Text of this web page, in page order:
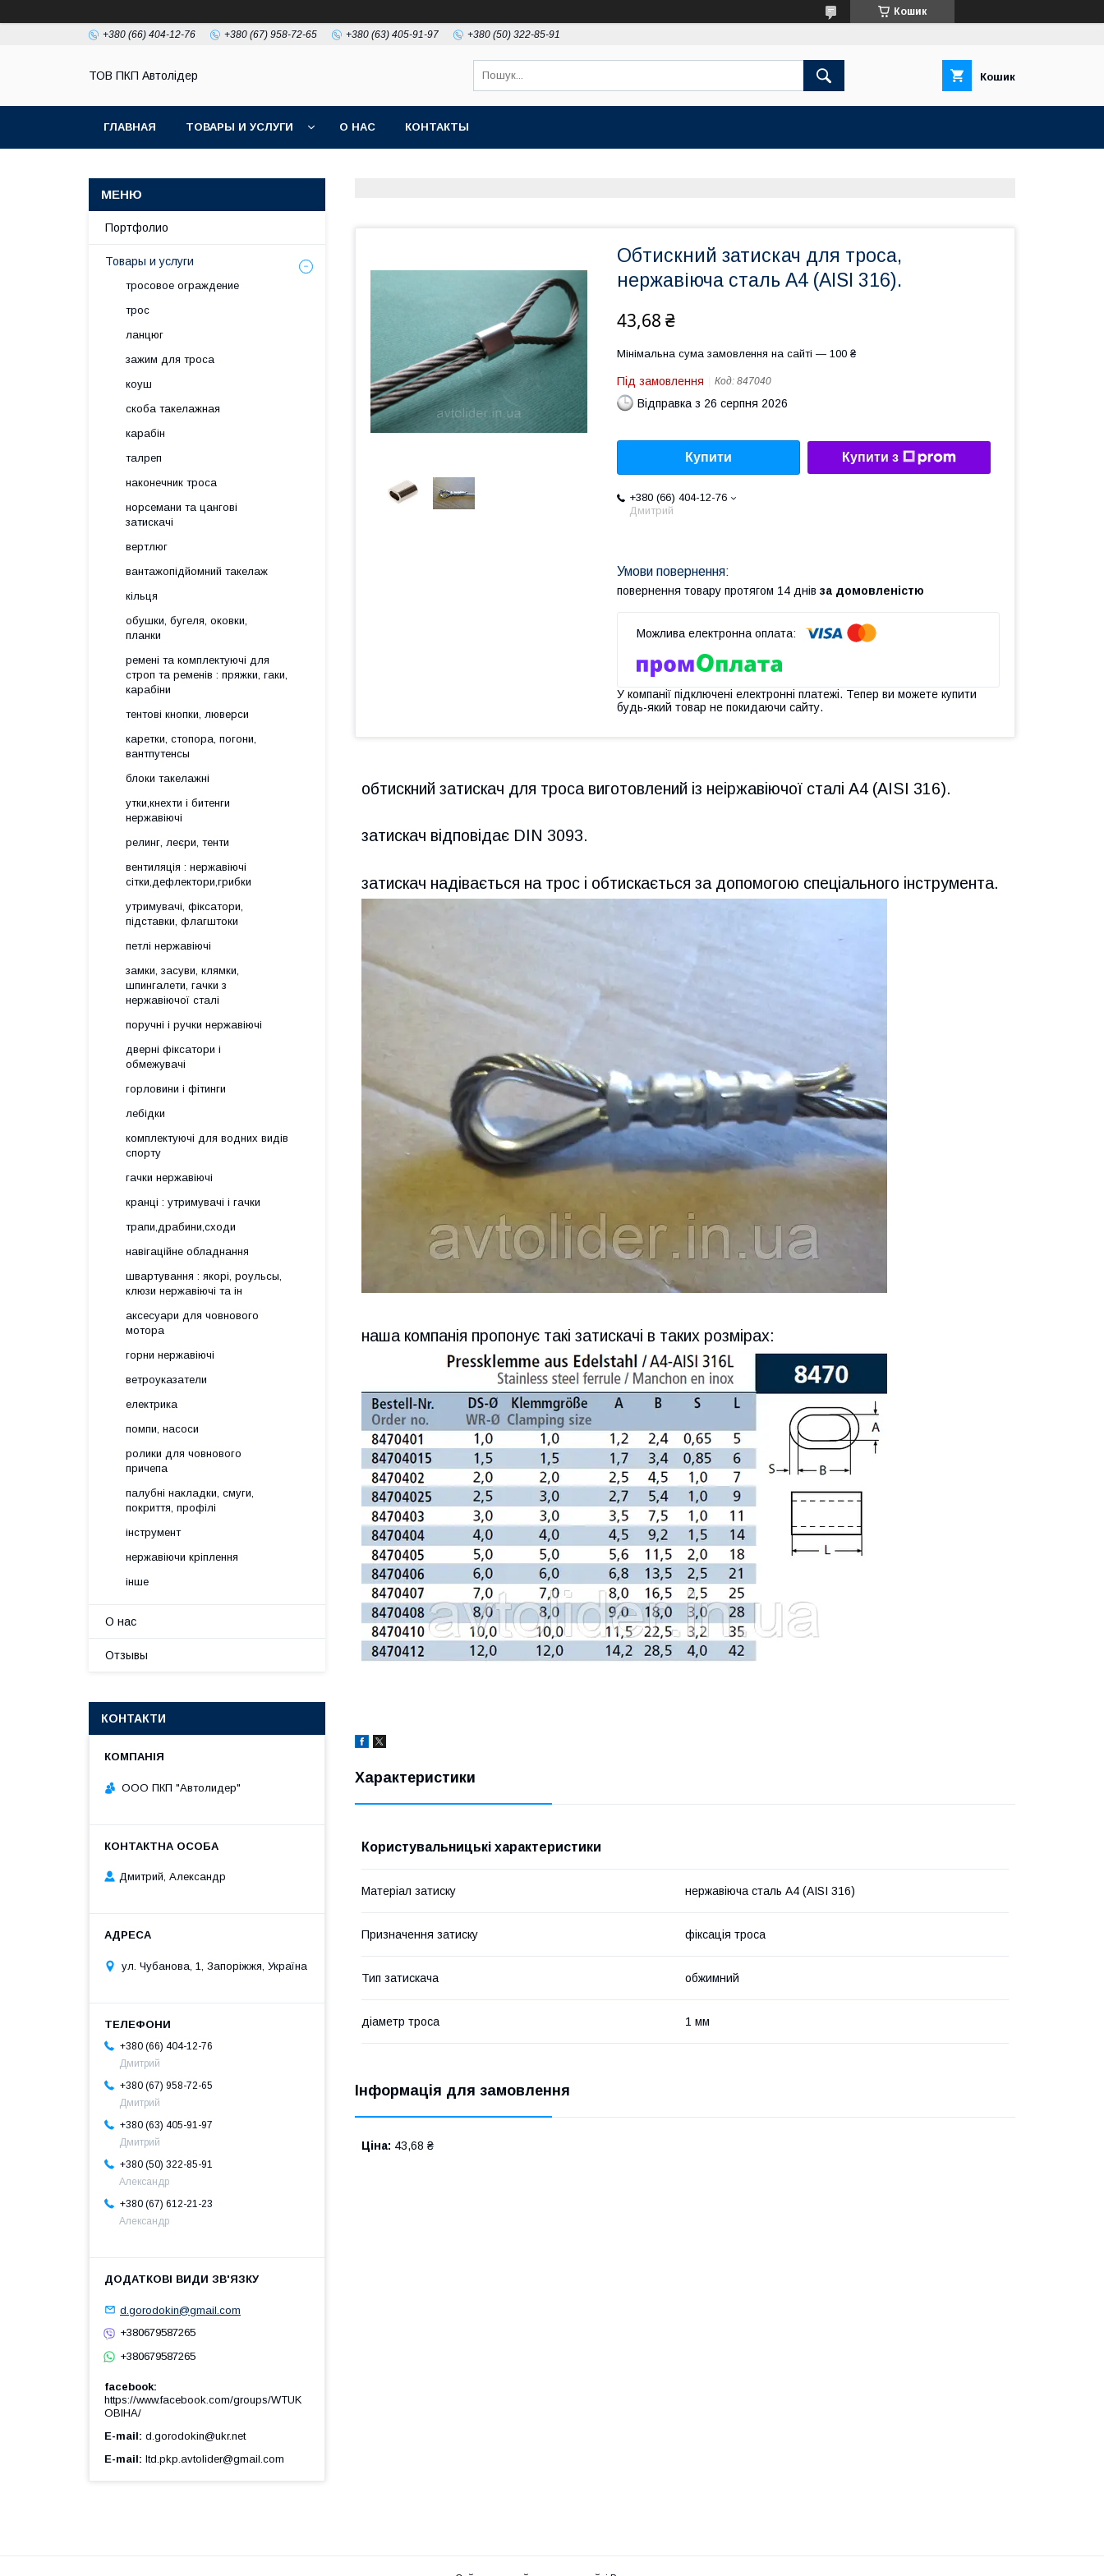
Кошик
+380 (66) 404-12-76 +380 (67) 958-72-65 +380 (63) 405-91-97 +380 (50) 322-85-91
ТОВ ПКП Автолідер Кошик
ГЛАВНАЯ ТОВАРЫ И УСЛУГИ О НАС КОНТАКТЫ
Обтискний затискач для троса,
нержавіюча сталь А4 (AISI 316).
43,68 ₴
Мінімальна сума замовлення на сайті — 100 ₴
Під замовлення Код: 847040
Відправка з 26 серпня 2026
Купити Купити з
+380 (66) 404-12-76
Дмитрий
повернення товару протягом 14 днів за домовленістю
У компанії підключені електронні платежі. Тепер ви можете купити
будь-який товар не покидаючи сайту.
обтискний затискач для троса виготовлений із неіржавіючої сталі А4 (AISI 316).
затискач відповідає DIN 3093.
затискач надівається на трос і обтискається за допомогою спеціального інструмента.
наша компанія пропонує такі затискачі в таких розмірах:
Характеристики
Користувальницькі характеристики
Матеріал затиску нержавіюча сталь А4 (AISI 316)
Призначення затиску фіксація троса
Тип затискача обжимний
діаметр троса 1 мм
Інформація для замовлення
Ціна: 43,68 ₴
Портфолио
Товары и услуги
тросовое ограждение
трос
ланцюг
зажим для троса
коуш
скоба такелажная
карабін
талреп
наконечник троса
норсемани та цангові
затискачі
вертлюг
вантажопідйомний такелаж
кільця
обушки, бугеля, оковки,
планки
ремені та комплектуючі для
строп та ременів : пряжки, гаки,
карабіни
тентові кнопки, люверси
каретки, стопора, погони,
вантпутенсы
блоки такелажні
утки,кнехти і битенги
нержавіючі
релинг, леєри, тенти
вентиляція : нержавіючі
сітки,дефлектори,грибки
утримувачі, фіксатори,
підставки, флагштоки
петлі нержавіючі
замки, засуви, клямки,
шпингалети, гачки з
нержавіючої сталі
поручні і ручки нержавіючі
дверні фіксатори і
обмежувачі
горловини і фітинги
лебідки
комплектуючі для водних видів
спорту
гачки нержавіючі
кранці : утримувачі і гачки
трапи,драбини,сходи
навігаційне обладнання
швартування : якорі, роульсы,
клюзи нержавіючі та ін
аксесуари для човнового
мотора
горни нержавіючі
ветроуказатели
електрика
помпи, насоси
ролики для човнового
причепа
палубні накладки, смуги,
покриття, профілі
інструмент
нержавіючи кріплення
інше
О нас
Отзывы
КОНТАКТИ
ООО ПКП "Автолидер"
Дмитрий, Александр
ул. Чубанова, 1, Запоріжжя, Україна
+380 (66) 404-12-76
Дмитрий
+380 (67) 958-72-65
Дмитрий
+380 (63) 405-91-97
Дмитрий
+380 (50) 322-85-91
Александр
+380 (67) 612-21-23
Александр
d.gorodokin@gmail.com
+380679587265
+380679587265
facebook
https://www.facebook.com/groups/WTUK
OBIHA/
E-mail d.gorodokin@ukr.net
E-mail ltd.pkp.avtolider@gmail.com